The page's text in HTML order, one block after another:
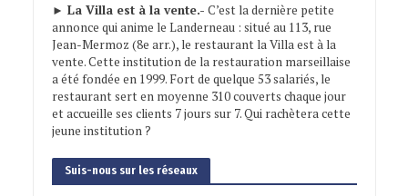
► La Villa est à la vente.- C’est la dernière petite
annonce qui anime le Landerneau : situé au 113, rue
Jean-Mermoz (8e arr.), le restaurant la Villa est à la
vente. Cette institution de la restauration marseillaise
a été fondée en 1999. Fort de quelque 53 salariés, le
restaurant sert en moyenne 310 couverts chaque jour
et accueille ses clients 7 jours sur 7. Qui rachètera cette
jeune institution ?
Suis-nous sur les réseaux